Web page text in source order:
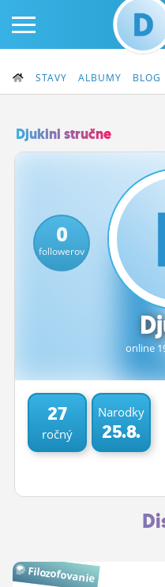
PRIHLÁS SA
ČINŽIAK
FÓRUM
STATUSY
ĽUDIA
MÔJ PROFIL
NASTAVENIA
STAVY ALBUMY BLOG
Djukini stručne
online
0
followerov
27
ročný
Narodky
25.8.
Filozofovanie